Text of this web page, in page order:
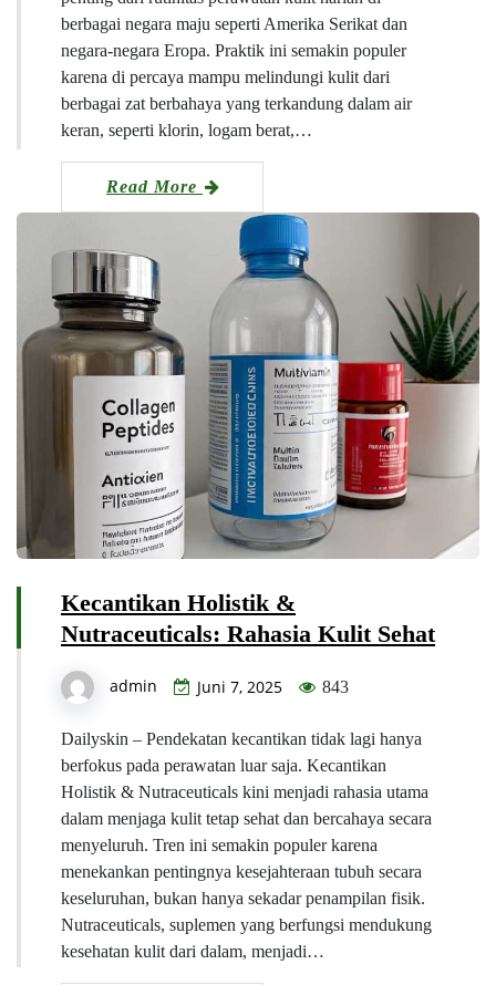
berbagai negara maju seperti Amerika Serikat dan
negara-negara Eropa. Praktik ini semakin populer
karena di percaya mampu melindungi kulit dari
berbagai zat berbahaya yang terkandung dalam air
keran, seperti klorin, logam berat,…
Read More
Kecantikan Holistik &
Nutraceuticals: Rahasia Kulit Sehat
admin Juni 7, 2025 843
Dailyskin – Pendekatan kecantikan tidak lagi hanya
berfokus pada perawatan luar saja. Kecantikan
Holistik & Nutraceuticals kini menjadi rahasia utama
dalam menjaga kulit tetap sehat dan bercahaya secara
menyeluruh. Tren ini semakin populer karena
menekankan pentingnya kesejahteraan tubuh secara
keseluruhan, bukan hanya sekadar penampilan fisik.
Nutraceuticals, suplemen yang berfungsi mendukung
kesehatan kulit dari dalam, menjadi…